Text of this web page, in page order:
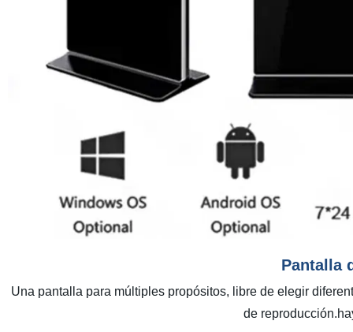
Pantalla
Una pantalla para múltiples propósitos, libre de elegir
de